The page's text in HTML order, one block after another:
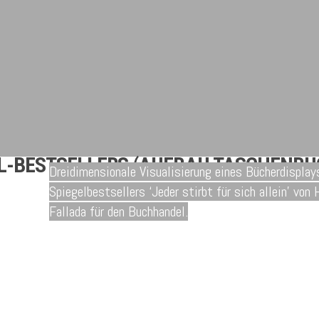
BESTSELLERS (AUFBAU
Dreidimensionale Visualisierung eines
Spiegelbestsellers ‘Jeder stirbt für sich allein’ von
Fallada für den Buchhandel.